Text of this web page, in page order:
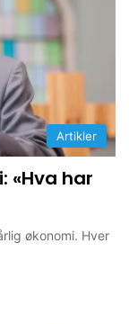
Artikler
«Hva har
økonomi. Hver